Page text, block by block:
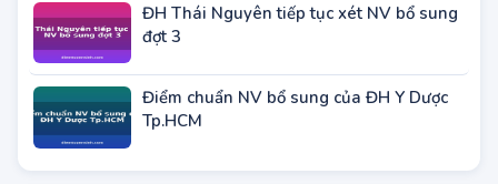
ĐH Thái Nguyên tiếp tục xét NV bổ sung
đợt 3
Điểm chuẩn NV bổ sung của ĐH Y Dược
Tp.HCM